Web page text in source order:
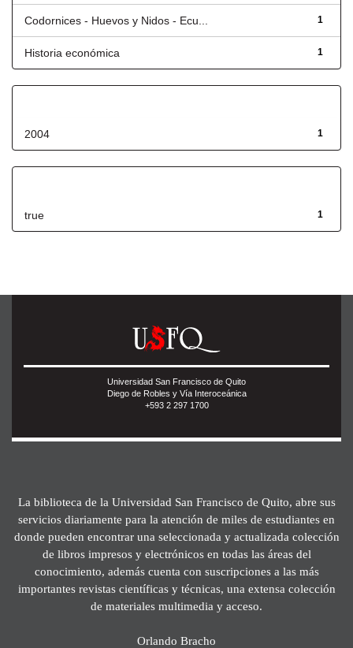
1
Codornices - Huevos y Nidos - Ecu...
1
Historia económica
1
2004
1
true
Universidad San Francisco de Quito
Diego de Robles y Vía Interoceánica
+593 2 297 1700
La biblioteca de la Universidad San Francisco de Quito, abre sus
servicios diariamente para la atención de miles de estudiantes en
donde pueden encontrar una seleccionada y actualizada colección
de libros impresos y electrónicos en todas las áreas del
conocimiento, además cuenta con suscripciones a las más
importantes revistas científicas y técnicas, una extensa colección
de materiales multimedia y acceso.
Orlando Bracho